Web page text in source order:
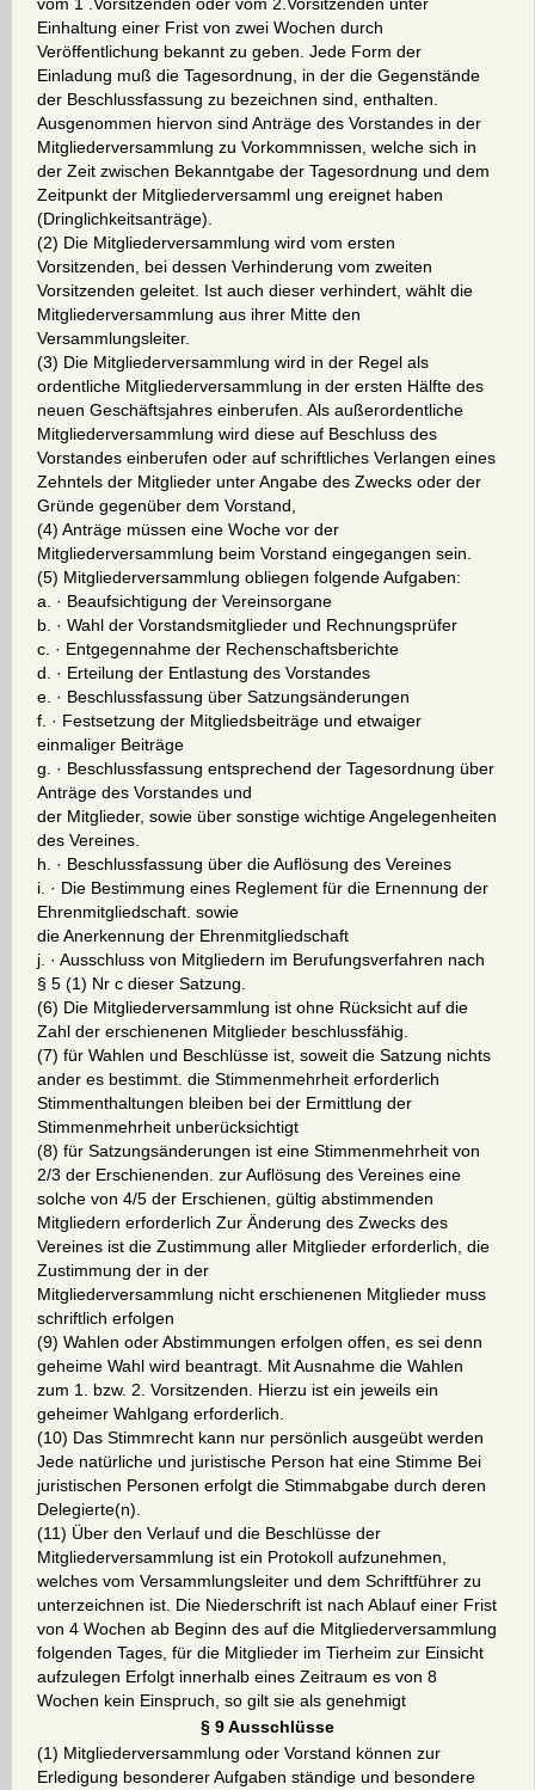
Einhaltung einer Frist von zwei Wochen durch
Veröffentlichung bekannt zu geben. Jede Form der
Einladung muß die Tagesordnung, in der die Gegenstände
der Beschlussfassung zu bezeichnen sind, enthalten.
Ausgenommen hiervon sind Anträge des Vorstandes in der
Mitgliederversammlung zu Vorkommnissen, welche sich in
der Zeit zwischen Bekanntgabe der Tagesordnung und dem
Zeitpunkt der Mitgliederversamml ung ereignet haben
(Dringlichkeitsanträge).
(2) Die Mitgliederversammlung wird vom ersten
Vorsitzenden, bei dessen Verhinderung vom zweiten
Vorsitzenden geleitet. Ist auch dieser verhindert, wählt die
Mitgliederversammlung aus ihrer Mitte den
Versammlungsleiter.
(3) Die Mitgliederversammlung wird in der Regel als
ordentliche Mitgliederversammlung in der ersten Hälfte des
neuen Geschäftsjahres einberufen. Als außerordentliche
Mitgliederversammlung wird diese auf Beschluss des
Vorstandes einberufen oder auf schriftliches Verlangen eines
Zehntels der Mitglieder unter Angabe des Zwecks oder der
Gründe gegenüber dem Vorstand,
(4) Anträge müssen eine Woche vor der
Mitgliederversammlung beim Vorstand eingegangen sein.
(5) Mitgliederversammlung obliegen folgende Aufgaben:
a. · Beaufsichtigung der Vereinsorgane
b. · Wahl der Vorstandsmitglieder und Rechnungsprüfer
c. · Entgegennahme der Rechenschaftsberichte
d. · Erteilung der Entlastung des Vorstandes
e. · Beschlussfassung über Satzungsänderungen
f. · Festsetzung der Mitgliedsbeiträge und etwaiger
einmaliger Beiträge
g. · Beschlussfassung entsprechend der Tagesordnung über
Anträge des Vorstandes und
der Mitglieder, sowie über sonstige wichtige Angelegenheiten
des Vereines.
h. · Beschlussfassung über die Auflösung des Vereines
i. · Die Bestimmung eines Reglement für die Ernennung der
Ehrenmitgliedschaft. sowie
die Anerkennung der Ehrenmitgliedschaft
j. · Ausschluss von Mitgliedern im Berufungsverfahren nach
§ 5 (1) Nr c dieser Satzung.
(6) Die Mitgliederversammlung ist ohne Rücksicht auf die
Zahl der erschienenen Mitglieder beschlussfähig.
(7) für Wahlen und Beschlüsse ist, soweit die Satzung nichts
ander es bestimmt. die Stimmenmehrheit erforderlich
Stimmenthaltungen bleiben bei der Ermittlung der
Stimmenmehrheit unberücksichtigt
(8) für Satzungsänderungen ist eine Stimmenmehrheit von
2/3 der Erschienenden. zur Auflösung des Vereines eine
solche von 4/5 der Erschienen, gültig abstimmenden
Mitgliedern erforderlich Zur Änderung des Zwecks des
Vereines ist die Zustimmung aller Mitglieder erforderlich, die
Zustimmung der in der
Mitgliederversammlung nicht erschienenen Mitglieder muss
schriftlich erfolgen
(9) Wahlen oder Abstimmungen erfolgen offen, es sei denn
geheime Wahl wird beantragt. Mit Ausnahme die Wahlen
zum 1. bzw. 2. Vorsitzenden. Hierzu ist ein jeweils ein
geheimer Wahlgang erforderlich.
(10) Das Stimmrecht kann nur persönlich ausgeübt werden
Jede natürliche und juristische Person hat eine Stimme Bei
juristischen Personen erfolgt die Stimmabgabe durch deren
Delegierte(n).
(11) Über den Verlauf und die Beschlüsse der
Mitgliederversammlung ist ein Protokoll aufzunehmen,
welches vom Versammlungsleiter und dem Schriftführer zu
unterzeichnen ist. Die Niederschrift ist nach Ablauf einer Frist
von 4 Wochen ab Beginn des auf die Mitgliederversammlung
folgenden Tages, für die Mitglieder im Tierheim zur Einsicht
aufzulegen Erfolgt innerhalb eines Zeitraum es von 8
Wochen kein Einspruch, so gilt sie als genehmigt
§ 9 Ausschlüsse
(1) Mitgliederversammlung oder Vorstand können zur
Erledigung besonderer Aufgaben ständige und besondere